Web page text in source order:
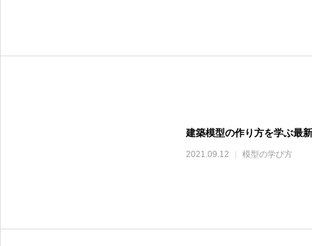
建築模型の作り方を学ぶ最
2021.09.12 模型の学び方